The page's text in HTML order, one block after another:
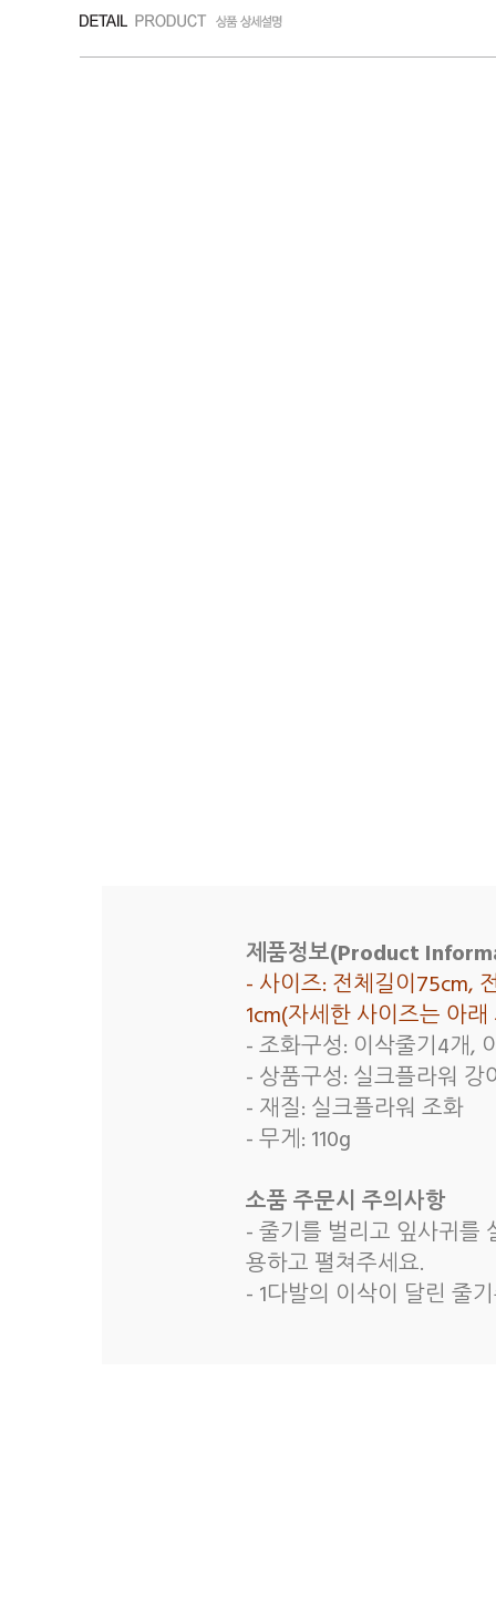
제품정보(Product
- 사이즈: 전체길이75cm,
1cm(자세한 사이즈는 아
- 조화구성: 이삭줄기4개,
- 상품구성: 실크플라워
- 재질: 실크플라워 조화
- 무게: 110g
소품 주문시 주의사항
- 줄기를 벌리고 잎사귀를
용하고 펼쳐주세요.
- 1다발의 이삭이 달린 줄